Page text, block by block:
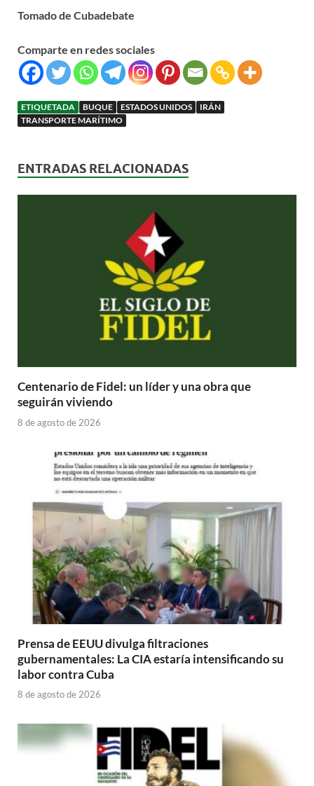
Tomado de Cubadebate
Comparte en redes sociales
ETIQUETADA BUQUE ESTADOS UNIDOS
IRÁN
TRANSPORTE MARÍTIMO
ENTRADAS RELACIONADAS
Centenario de Fidel: un líder y una obra que
seguirán viviendo
8 de agosto de 2026
Prensa de EEUU divulga filtraciones
gubernamentales: La CIA estaría intensificando su
labor contra Cuba
8 de agosto de 2026